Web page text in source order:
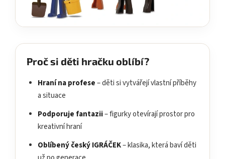
Proč si děti hračku oblíbí?
Hraní na profese– děti si vytvářejí vlastní příběhy
a situace
Podporuje fantazii– figurky otevírají prostor pro
kreativní hraní
Oblíbený český IGRÁČEK– klasika, která baví děti